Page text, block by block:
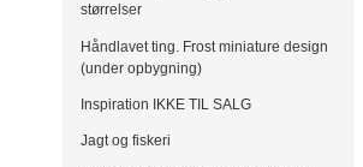
størrelser
Håndlavet ting. Frost miniature design
(under opbygning)
Inspiration IKKE TIL SALG
Jagt og fiskeri